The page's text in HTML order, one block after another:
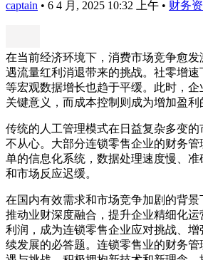
captain • 6 4 月, 2025 10:32 上午 • 财务
在当前经济环境下，消费市场竞争愈
遇流量红利消退带来的挑战。社零增
等宏观数据增长也趋于平缓。此时，
关键意义，而成本控制则成为增加盈利
传统的人工管理模式在日益复杂多变
不从心。大部分连锁零售企业的财务
单的信息化系统，数据处理速度慢、
和市场反应迟缓。
在国内有效需求和市场竞争加剧的背
推动业财深度融合，提升企业精细化运
利润，成为连锁零售企业应对挑战、
续发展的必答题。连锁零售业的财务